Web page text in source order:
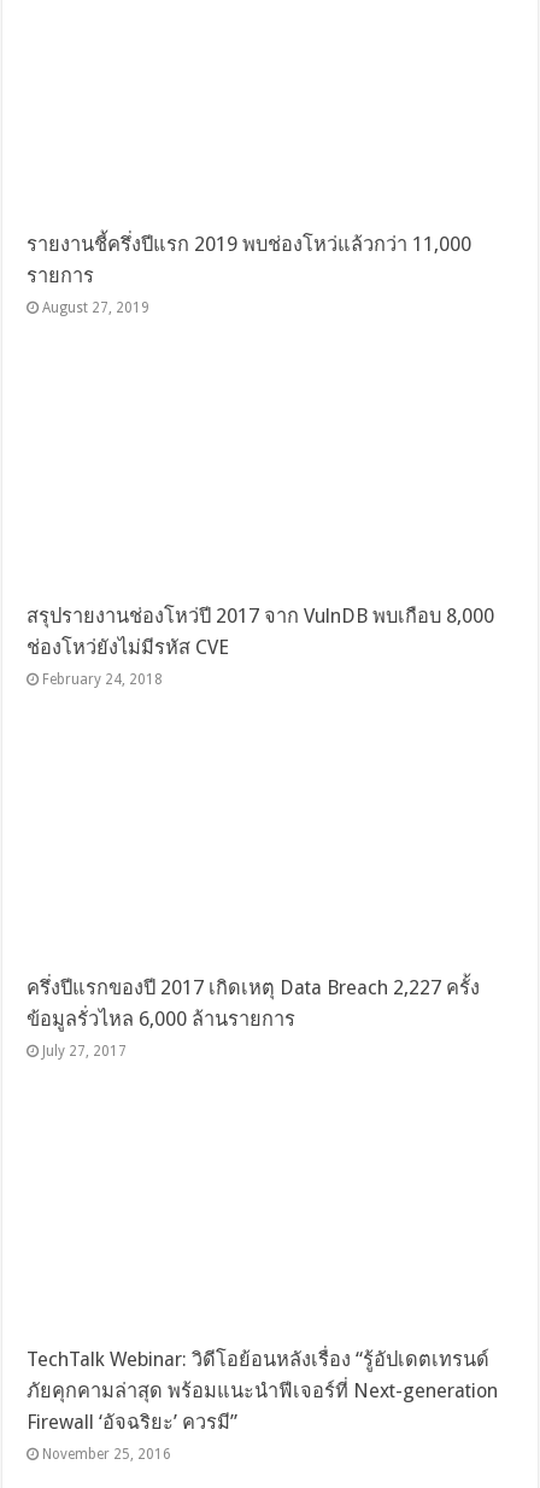
รายงานชี้ครึ่งปีแรก 2019 พบช่องโหว่แล้วกว่า 11,000
รายการ
August 27, 2019
สรุปรายงานช่องโหว่ปี 2017 จาก VulnDB พบเกือบ 8,000
ช่องโหว่ยังไม่มีรหัส CVE
February 24, 2018
ครึ่งปีแรกของปี 2017 เกิดเหตุ Data Breach 2,227 ครั้ง
ข้อมูลรั่วไหล 6,000 ล้านรายการ
July 27, 2017
TechTalk Webinar: วิดีโอย้อนหลังเรื่อง “รู้อัปเดตเทรนด์
ภัยคุกคามล่าสุด พร้อมแนะนำฟีเจอร์ที่ Next-generation
Firewall ‘อัจฉริยะ’ ควรมี”
November 25, 2016